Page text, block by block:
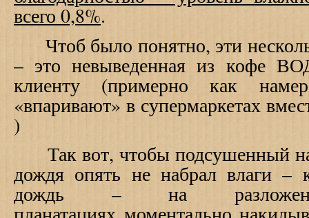
всего 0,8%.
Чтоб было понятно, эти
– это невыведенная из кофе
клиенту (примерно как
«впаривают» в супермаркетах
)
Так вот, чтобы подсушенный
дождя опять не набрал влаги –
дождь – на